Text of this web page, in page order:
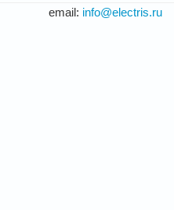
email: info@electris.ru